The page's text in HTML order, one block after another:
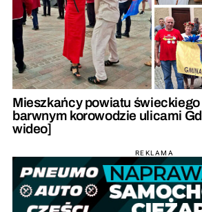
Mieszkańcy powiatu
barwnym korowodzie ulicami
wideo]
REKLAMA